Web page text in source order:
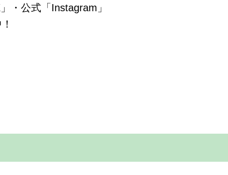
・公式「Instagram」